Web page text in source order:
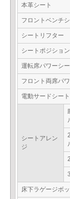
本革シート
フロントベンチ
シートリフター
シートポジショ
運転席パワーシー
フロント両席パ
電動サードシート
シートアレン
ジ
床下ラゲージボ